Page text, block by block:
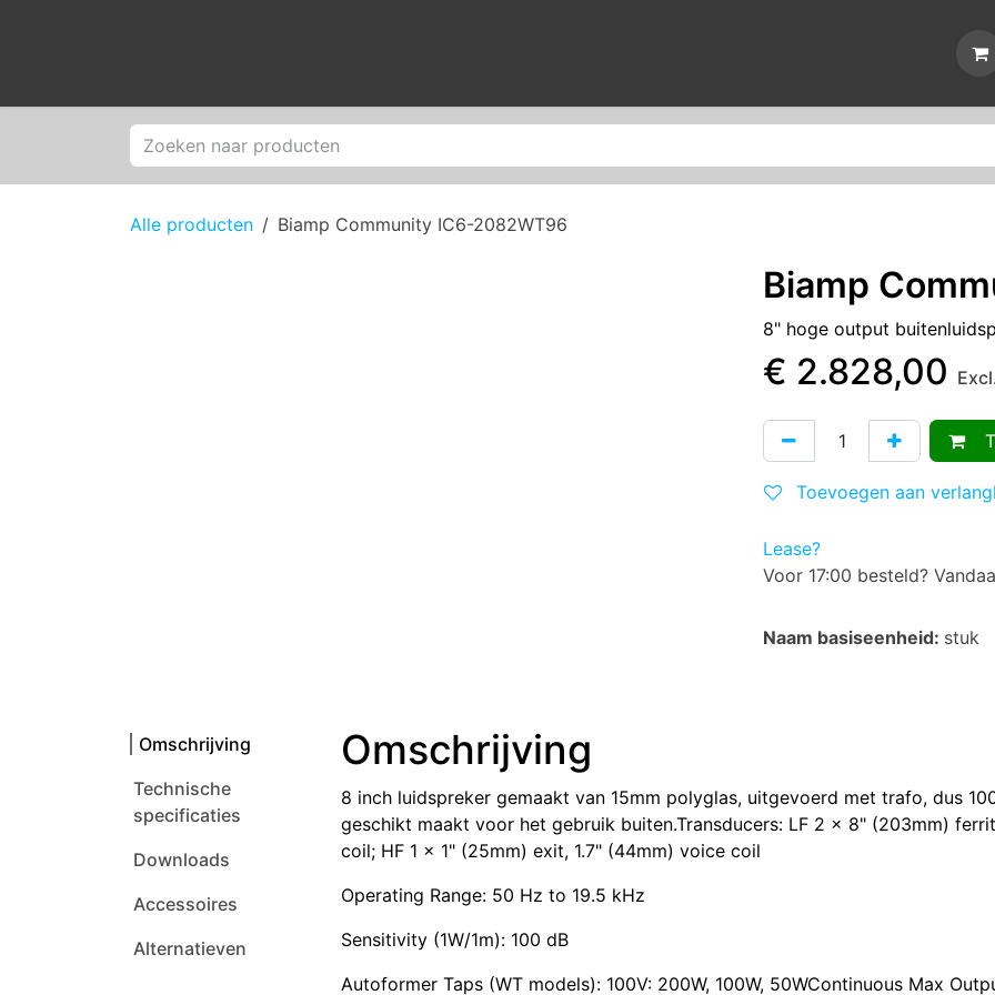
Contact
Alle producten Biamp Community IC6-2082WT96
Biamp
8" hoge output
€ 2.828,00
Toevoegen aan
Lease?
Voor 17:00 besteld?
Naam basiseenheid: stuk
Omschrijving
Technische
specificaties
Downloads
Accessoires
Alternatieven
Omschrijving
8 inch luidspreker gemaakt van 15mm polyglas, uitgevoerd met trafo, dus
geschikt maakt voor het gebruik buiten.Transducers: LF 2 x 8" (203mm)
coil; HF 1 x 1" (25mm) exit, 1.7" (44mm) voice coil
Operating Range: 50 Hz to 19.5 kHz
Sensitivity (1W/1m): 100 dB
Autoformer Taps (WT models): 100V: 200W, 100W, 50WContinuous Max